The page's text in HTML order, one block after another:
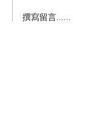
【羊城晚报】“
撰寫留言......